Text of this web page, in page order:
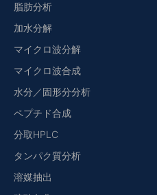
脂肪分析
加水分解
マイクロ波分解
マイクロ波合成
水分／固形分分析
ペプチド合成
分取HPLC
タンパク質分析
溶媒抽出